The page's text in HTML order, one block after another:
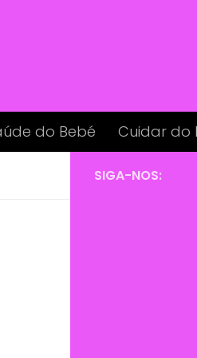
do Bebé Cuidar do
SIGA-NOS: